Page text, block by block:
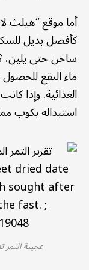
أما موقع “هيلث
كأفضل بديل
ساخن حتى
ماء النقع
الغذائية. وإذا
استبداله بكوب
عجينة